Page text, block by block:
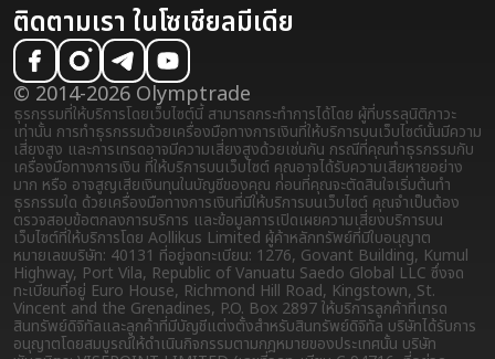
ติดตามเรา ในโซเชียลมีเดีย
© 2014-2026 Olymptrade
ธุรกรรมที่ให้บริการโดยเว็บไซต์นี้ สามารถกระทำการได้โดย ผู้ที่บรรลุนิติภาวะ
เท่านั้น การทำธุรกรรมด้วยเครื่องมือทางการเงินที่ให้บริการบนเว็บไซต์นั้นมีความ
เสี่ยงสูง และการเทรดอาจมีความเสี่ยงสูงด้วยเช่นกัน กรณีที่คุณทำธุรกรรมกับ
เครื่องมือทางการเงิน ที่ให้บริการบนเว็บไซต์ คุณอาจได้รับความเสียหายอย่าง
มาก หรือ อาจสูญเสียเงินทุนในบัญชีของคุณ ก่อนที่คุณจะตัดสินใจเริ่มต้นทำ
ธุรกรรมใด ด้วยเครื่องมือทางการเงินที่มีให้บริการบนเว็บไซต์ คุณจำเป็นต้อง
ตรวจสอบข้อตกลงการบริการ และข้อมูลการเปิดเผยความเสี่ยงบริการบน
เว็บไซต์ที่ให้บริการโดย Aollikus Limited ผู้ค้าหลักทรัพย์ที่มีใบอนุญาต
หมายเลขบริษัท: 40131 ที่อยู่จดทะเบียน: 1276, Govant Building, Kumul
Highway, Port Vila, Republic of Vanuatu Saedo Global LLC ซึ่งจด
ทะเบียนที่อยู่ Euro House, Richmond Hill Road, Kingstown, St.
Vincent and the Grenadines, P.O. Box 2897 ให้บริการลูกค้าที่เทรด
สินทรัพย์ดิจิทัลและลูกค้าที่มีบัญชีแต่งตั้งสำหรับสินทรัพย์ดิจิทัล บริษัทได้รับการ
อนุญาตโดยสมบูรณ์ให้ดำเนินกิจกรรมตามกฎหมายของประเทศนั้น บริษัท